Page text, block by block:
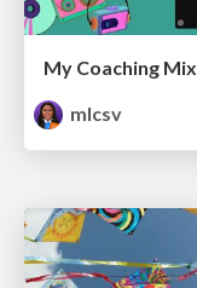
My Coaching
mlcsv